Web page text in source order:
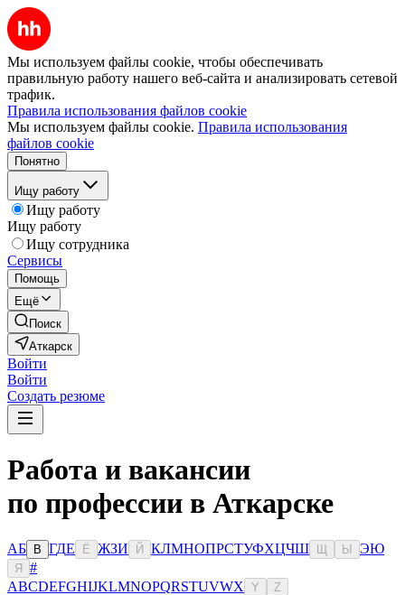
Мы используем файлы cookie, чтобы обеспечивать
правильную работу нашего веб-сайта и анализировать сетевой
трафик.
Правила использования файлов cookie
Мы используем файлы cookie. Правила использования
файлов cookie
Понятно
Ищу работу
Ищу работу
Ищу работу
Ищу сотрудника
Сервисы
Помощь
Ещё
Поиск
Аткарск
Войти
Войти
Создать резюме
Работа и вакансии
по профессии в Аткарске
АБ В ГДЕ Ё ЖЗИ Й КЛМНОПРСТУФХЦЧШ Ы ЭЮ
Я
#
ABCDEFGHIJKLMNOPQRSTUVWX Y Z